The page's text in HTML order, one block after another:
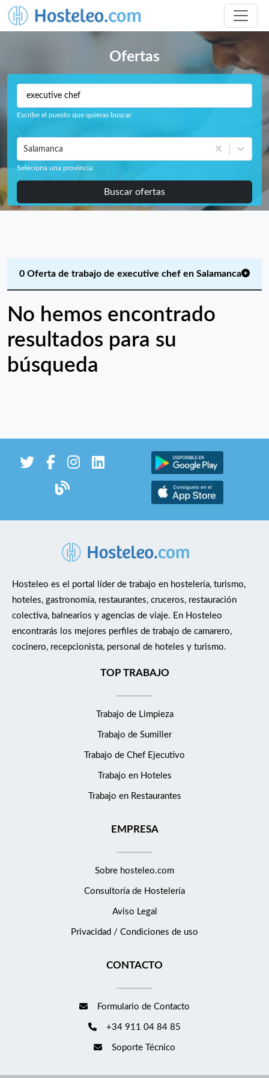
Ofertas
Escribe el puesto que quieras buscar
Salamanca
Seleciona una provincia
Buscar ofertas
0 Oferta de trabajo de executive chef en Salamanca
No hemos encontrado
resultados para su
búsqueda
Hosteleo es el portal líder de trabajo en hostelería, turismo,
hoteles, gastronomía, restaurantes, cruceros, restauración
colectiva, balnearios y agencias de viaje. En Hosteleo
encontrarás los mejores perfiles de trabajo de camarero,
cocinero, recepcionista, personal de hoteles y turismo.
TOP TRABAJO
Trabajo de Limpieza
Trabajo de Sumiller
Trabajo de Chef Ejecutivo
Trabajo en Hoteles
Trabajo en Restaurantes
EMPRESA
Sobre hosteleo.com
Consultoría de Hostelería
Aviso Legal
Privacidad / Condiciones de uso
CONTACTO
Formulario de Contacto
+34 911 04 84 85
Soporte Técnico